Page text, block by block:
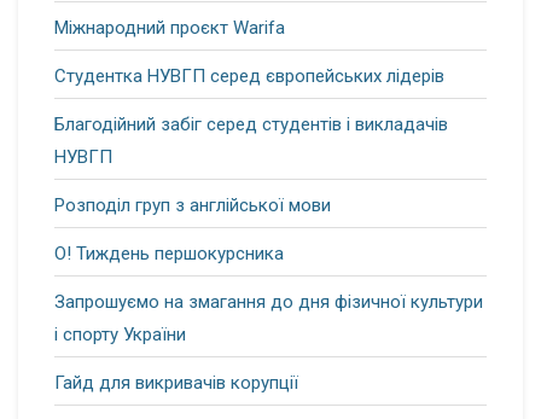
Міжнародний проєкт Warifa
Студентка НУВГП серед європейських лідерів
Благодійний забіг серед студентів і викладачів
НУВГП
Розподіл груп з англійської мови
О! Тиждень першокурсника
Запрошуємо на змагання до дня фізичної культури
і спорту України
Гайд для викривачів корупції